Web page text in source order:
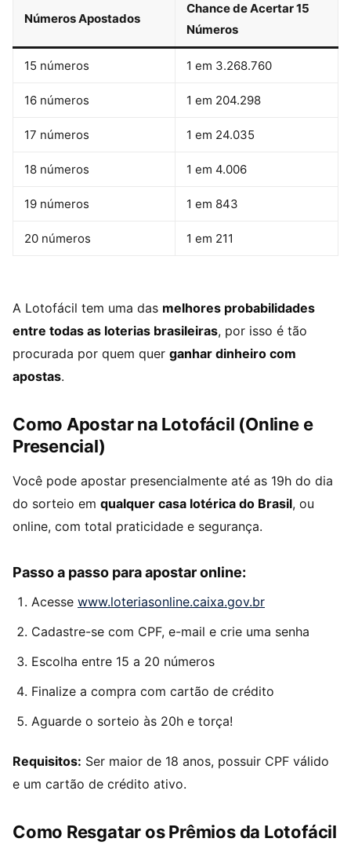
Números Apostados
Chance de Acertar 15
Números
15 números 1 em 3.268.760
16 números 1 em 204.298
17 números 1 em 24.035
18 números 1 em 4.006
19 números 1 em 843
20 números 1 em 211
A Lotofácil tem uma das melhores probabilidades
entre todas as loterias brasileiras, por isso é tão
procurada por quem quer ganhar dinheiro com
apostas.
Como Apostar na Lotofácil (Online e
Presencial)
Você pode apostar presencialmente até as 19h do dia
do sorteio em qualquer casa lotérica do Brasil, ou
online, com total praticidade e segurança.
Passo a passo para apostar online:
Acesse www.loteriasonline.caixa.gov.br
Cadastre-se com CPF, e-mail e crie uma senha
Escolha entre 15 a 20 números
Finalize a compra com cartão de crédito
Aguarde o sorteio às 20h e torça!
Requisitos: Ser maior de 18 anos, possuir CPF válido
e um cartão de crédito ativo.
Como Resgatar os Prêmios da Lotofácil